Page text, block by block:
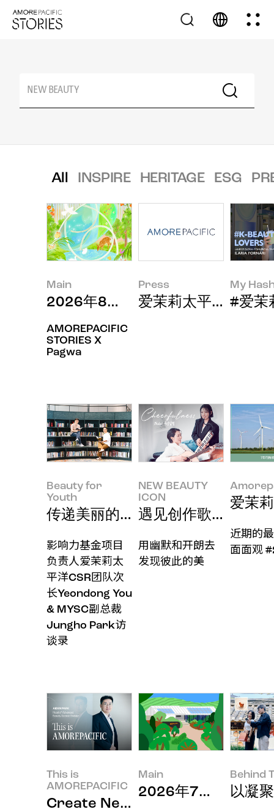
All INSPIRE HERITAGE ESG
Main
2026年8月印象
AMOREPACIFIC
STORIES X
Pagwa
Press
爱茉莉太平洋集团
My
#爱茉
Beauty for
Youth
传递美丽的企业如何改变世界
影响力基金项目
负责人爱茉莉太
平洋CSR团队次
长Yeondong You
& MYSC副总裁
Jungho Park访
谈录
NEW BEAUTY
ICON
遇见创作歌手组合“
用幽默和开朗去
发现彼此的美
爱茉
近期的
面面观
This is
AMOREPACIFIC
Create New Beauty，用美容科
Main
2026年7月印象
Behind
以凝